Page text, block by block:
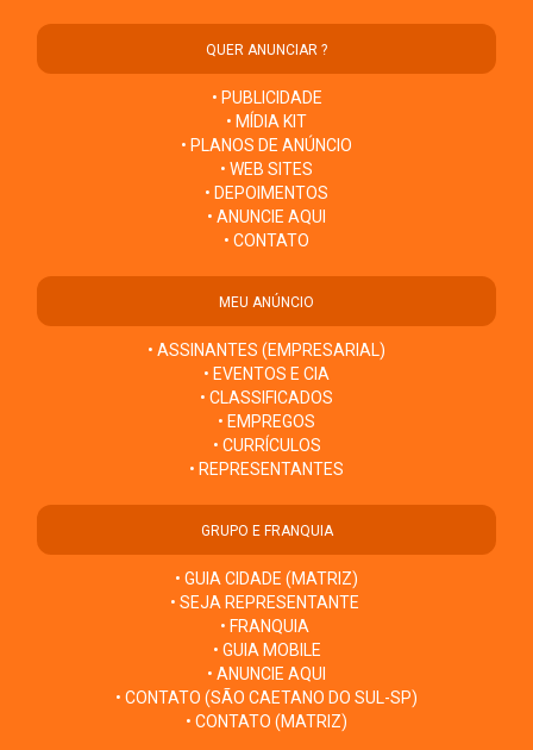
QUER ANUNCIAR ?
• PUBLICIDADE
• MÍDIA KIT
• PLANOS DE ANÚNCIO
• WEB SITES
• DEPOIMENTOS
• ANUNCIE AQUI
• CONTATO
MEU ANÚNCIO
• ASSINANTES (EMPRESARIAL)
• EVENTOS E CIA
• CLASSIFICADOS
• EMPREGOS
• CURRÍCULOS
• REPRESENTANTES
GRUPO E FRANQUIA
• GUIA CIDADE (MATRIZ)
• SEJA REPRESENTANTE
• FRANQUIA
• GUIA MOBILE
• ANUNCIE AQUI
• CONTATO (SÃO CAETANO DO SUL-SP)
• CONTATO (MATRIZ)